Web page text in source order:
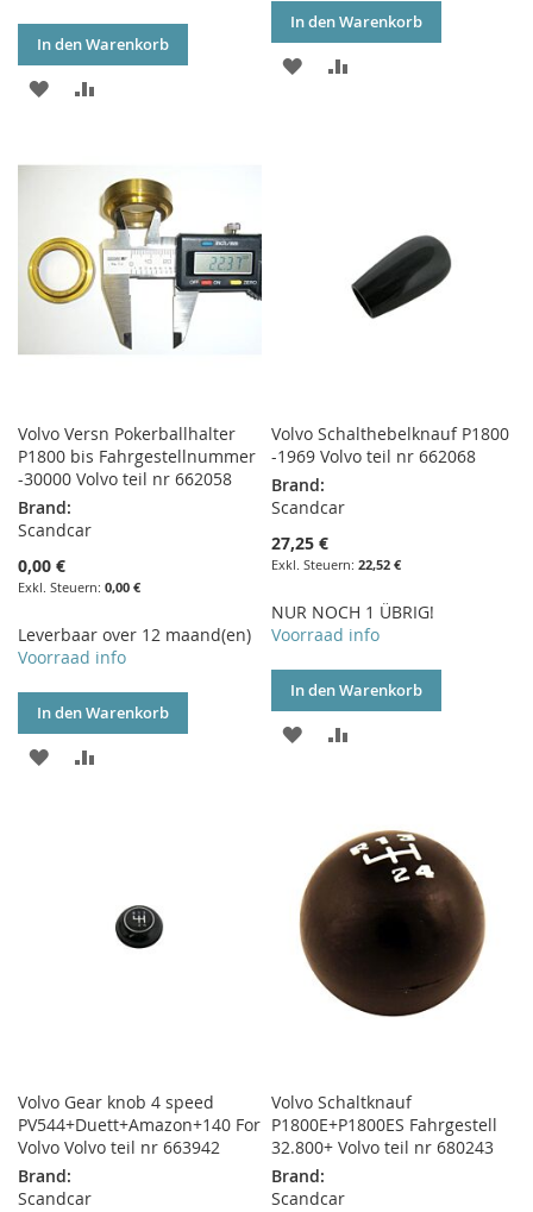
In den Warenkorb
ZUR
HINZUFÜGEN
In den Warenkorb
ZUR
Volvo Versn Pokerballhalter
P1800 bis Fahrgestellnummer
-30000 Volvo teil nr 662058
Brand:
Scandcar
0,00 €
0,00 €
Leverbaar over 12 maand(en)
Voorraad info
In den Warenkorb
ZUR
Volvo Schalthebelknauf P1800
-1969 Volvo teil nr 662068
Brand:
Scandcar
27,25 €
22,52 €
NUR NOCH 1 ÜBRIG!
Voorraad info
In den Warenkorb
ZUR
Volvo Gear knob 4 speed
PV544+Duett+Amazon+140 For
Volvo Volvo teil nr 663942
Brand:
Scandcar
Volvo Schaltknauf
P1800E+P1800ES Fahrgestell
32.800+ Volvo teil nr 680243
Brand:
Scandcar